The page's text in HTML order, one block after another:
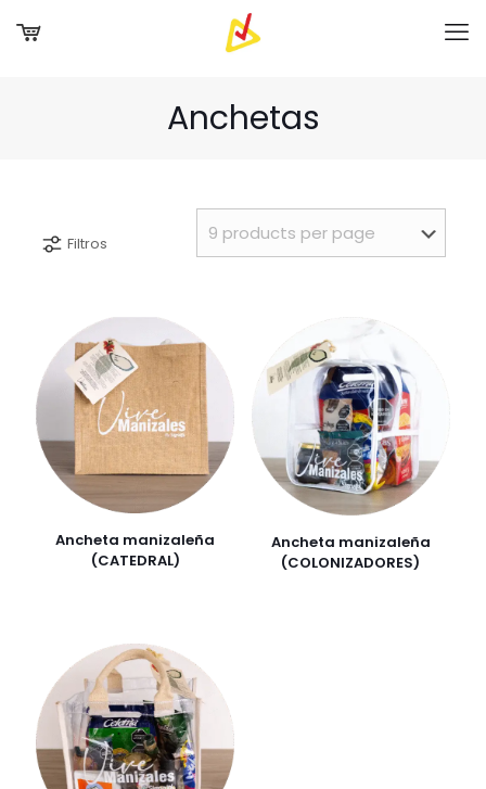
Anchetas
Filtros
Ancheta manizaleña
(CATEDRAL)
Ancheta manizaleña
(COLONIZADORES)